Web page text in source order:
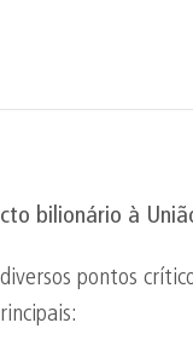
bilionário à
pontos